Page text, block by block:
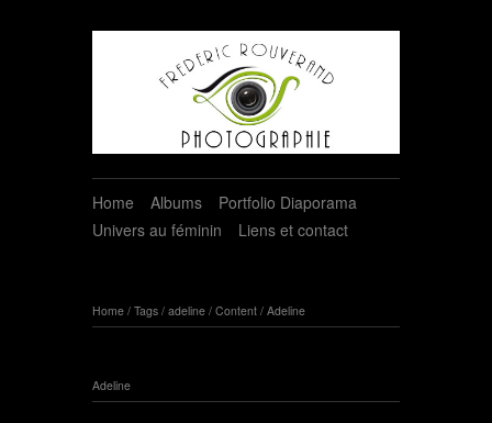
Home Albums
Portfolio Diaporama
Univers au féminin
Liens et contact
Home / Tags / adeline / Content / Adeline
Adeline